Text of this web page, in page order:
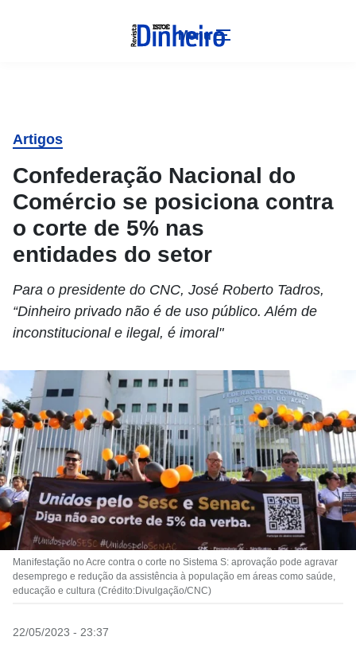
Menu
Artigos
Confederação Nacional do
Comércio se posiciona contra
o corte de 5% nas
entidades do setor
Para o presidente do CNC, José Roberto Tadros,
“Dinheiro privado não é de uso público. Além de
inconstitucional e ilegal, é imoral"
Manifestação no Acre contra o corte no Sistema S: aprovação pode agravar
desemprego e redução da assistência à população em áreas como saúde,
educação e cultura (Crédito:Divulgação/CNC)
22/05/2023 - 23:37